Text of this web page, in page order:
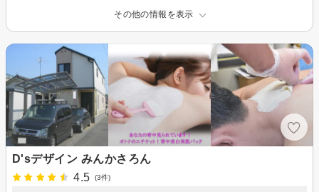
その他の情報を表示
D'sデザイン みんかさろん
4.5
(3件)